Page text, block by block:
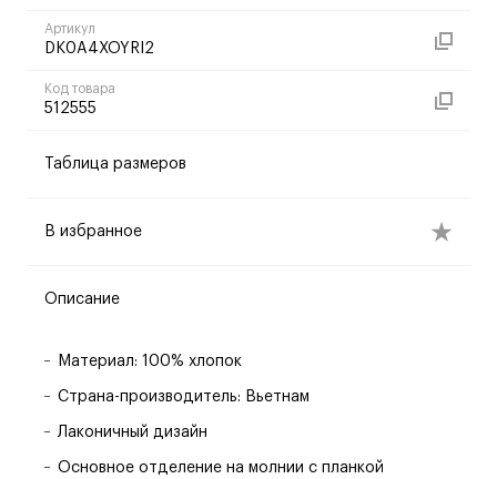
Артикул
DK0A4XOYRI2
Код товара
512555
Таблица размеров
В избранное
Описание
Материал: 100% хлопок
Страна-производитель: Вьетнам
Лаконичный дизайн
Основное отделение на молнии с планкой